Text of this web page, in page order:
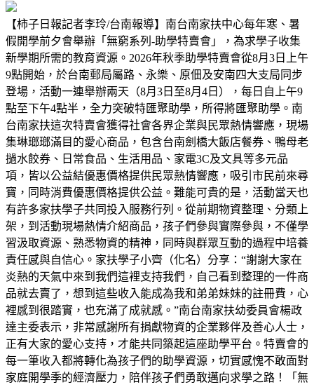
【柿子日報記者李玲/台南報導】南台南家扶中心每年寒、暑
假開學前夕會舉辦「無窮系列-助學特賣會」，為求學子收集
新學期所需的教育資源。2026年秋季助學特賣會從8月3日上午
9點開始，於台南郵局屬路、永樂、原佃及安南四大支局同步
登場，活動一連舉辦兩天（8月3日至8月4日），每日自上午9
點至下午4點半，全力突破特匯聚助學，所得將匯聚助學。南
台南家扶這次特賣會獲得社會各界企業與民眾熱情響應，現場
集琳瑯瑯滿目的愛心商品，包含台南劍橋大飯店餐券、鴨母老
撾水餃券、日常食品、生活用品、家電3C及文具等多元品
項，皆以公益結優惠價格提供民眾熱情響應，吸引市民前來尋
寶，同時消費優惠價格提供公益。難能可貴的是，活動當天也
有許多家扶學子共同投入服務行列。從前期物資整理、分類上
架，到活動現場熱情介紹商品，孩子們參與實際參與，不僅學
習汲取資源、熟悉物資的精神，同時與群眾互動的過程中培養
責任感與自信心。家扶學子小齊（化名）分享：“謝謝大家在
炎熱的天氣中來到我們這裡支持我們，自己看到整理的一件商
品就去賣了，想到這些收入能成為我和弟弟妹妹的註冊費，心
裡感到很踏實，也充滿了成就感。”南台南家扶幼委員會楊政
達主委表示，非常感謝所有捐獻物資的企業夥伴及善心人士，
正有大家的愛心支持，才能共同築起這座助學平台。特賣會的
每一筆收入都將轉化為孩子們的助學資源，切實感愧不敢面對
家庭開學季的經濟壓力，陪伴孩子們勇敢邁向求學之路！「無